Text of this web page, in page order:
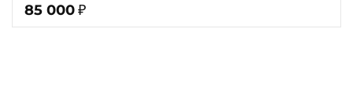
85 000 ₽